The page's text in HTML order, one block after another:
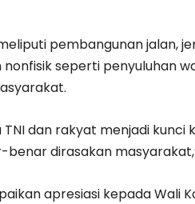
pembangunan jalan,
seperti penyuluhan
dan rakyat menjadi kunci
benar dirasakan
apresiasi kepada Wali